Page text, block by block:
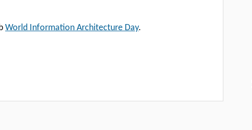
World Information Architecture Day.